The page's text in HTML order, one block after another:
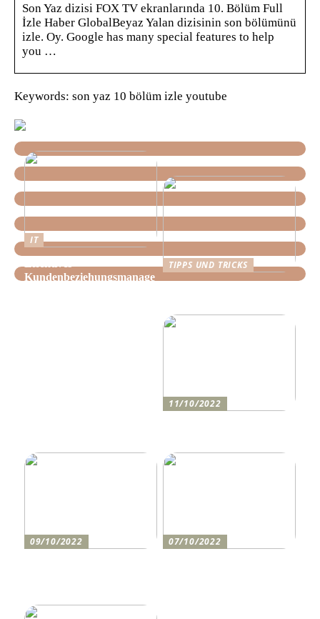
Son Yaz dizisi FOX TV ekranlarında 10. Bölüm Full
İzle Haber GlobalBeyaz Yalan dizisinin son bölümünü
izle. Oy. Google has many special features to help
you …
Keywords: son yaz 10 bölüm izle youtube
IT
Kundenbeziehungsmanage
TIPPS UND TRICKS
11/10/2022
09/10/2022
07/10/2022